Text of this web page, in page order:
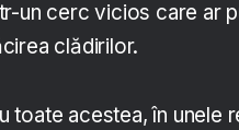
un cerc vicios care ar
clădirilor.
toate acestea, în unele